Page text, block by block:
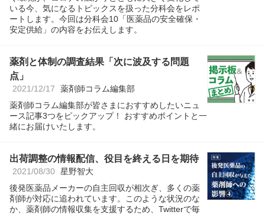
いる今、気になるトピックスを扱った分科会をレポ
ートします。今回は分科会10「医薬品の安全確保・
安定供給」の内容をお伝えします。
薬剤と体制の調査結果「次に波及する問題
点」
2021/12/17 薬剤師コラム編集部
薬剤師コラム編集部が皆さまにおすすめしたいニュ
ース記事3つをピックアップ！ おすすめポイントと一
緒にお届けいたします。
出荷調整の情報配信、役目を終える日を期待
2021/08/30 星野智大
後発医薬品メーカーの自主回収が相次ぎ、多くの薬
剤師が対応に追われています。このような状況のな
か、薬剤師の情報収集を支援するため、Twitterで毎